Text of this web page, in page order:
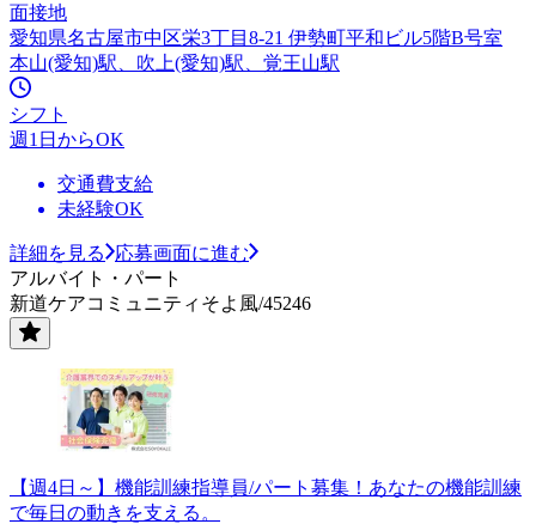
面接地
愛知県名古屋市中区栄3丁目8-21 伊勢町平和ビル5階B号室
本山(愛知)駅、吹上(愛知)駅、覚王山駅
シフト
週1日からOK
交通費支給
未経験OK
詳細を見る
応募画面に進む
アルバイト・パート
新道ケアコミュニティそよ風/45246
【週4日～】機能訓練指導員/パート募集！あなたの機能訓練
で毎日の動きを支える。